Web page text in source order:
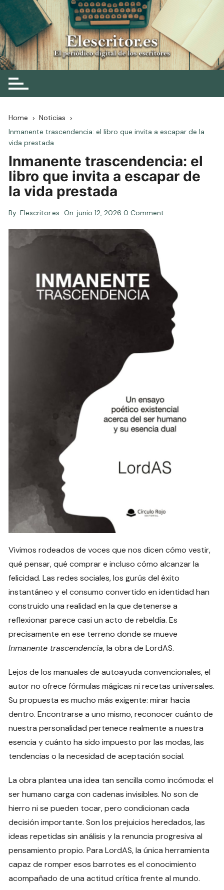
Skip
to
content
Elescritor.es
El periódico digital de los escritores
Home
Noticias
Inmanente trascendencia: el libro que invita a escapar de la
vida prestada
Inmanente trascendencia: el
libro que invita a escapar de
la vida prestada
By: Elescritor.es On:junio 12, 2026 0 Comment
Vivimos rodeados de voces que nos dicen cómo vestir,
qué pensar, qué comprar e incluso cómo alcanzar la
felicidad. Las redes sociales, los gurús del éxito
instantáneo y el consumo convertido en identidad han
construido una realidad en la que detenerse a
reflexionar parece casi un acto de rebeldía. Es
precisamente en ese terreno donde se mueve
Inmanente trascendencia, la obra de LordAS.
Lejos de los manuales de autoayuda convencionales, el
autor no ofrece fórmulas mágicas ni recetas universales.
Su propuesta es mucho más exigente: mirar hacia
dentro. Encontrarse a uno mismo, reconocer cuánto de
nuestra personalidad pertenece realmente a nuestra
esencia y cuánto ha sido impuesto por las modas, las
tendencias o la necesidad de aceptación social.
La obra plantea una idea tan sencilla como incómoda: el
ser humano carga con cadenas invisibles. No son de
hierro ni se pueden tocar, pero condicionan cada
decisión importante. Son los prejuicios heredados, las
ideas repetidas sin análisis y la renuncia progresiva al
pensamiento propio. Para LordAS, la única herramienta
capaz de romper esos barrotes es el conocimiento
acompañado de una actitud crítica frente al mundo.